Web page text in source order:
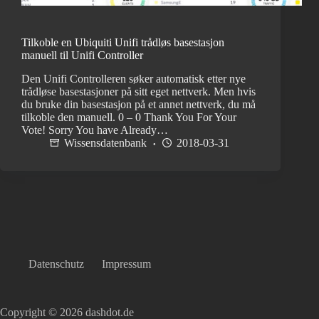
Tilkoble en Ubiquiti Unifi trådløs basestasjon
manuell til Unifi Controller
Den Unifi Controlleren søker automatisk etter nye
trådløse basestasjoner på sitt eget nettverk. Men hvis
du bruke din basestasjon på et annet nettverk, du må
tilkoble den manuell. 0 – 0 Thank You For Your
Vote! Sorry You have Already…
Wissensdatenbank
2018-03-31
Datenschutz Impressum
Copyright © 2026 dashdot.de